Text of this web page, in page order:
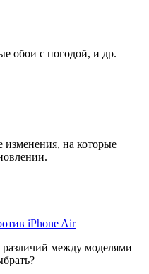
обои с погодой, и др.
на которые
iPhone Air
между моделями